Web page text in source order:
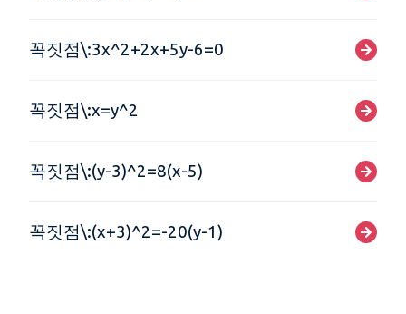
꼭짓점\:3x^2+2x+5y-6=0
꼭짓점\:x=y^2
꼭짓점\:(y-3)^2=8(x-5)
꼭짓점\:(x+3)^2=-20(y-1)